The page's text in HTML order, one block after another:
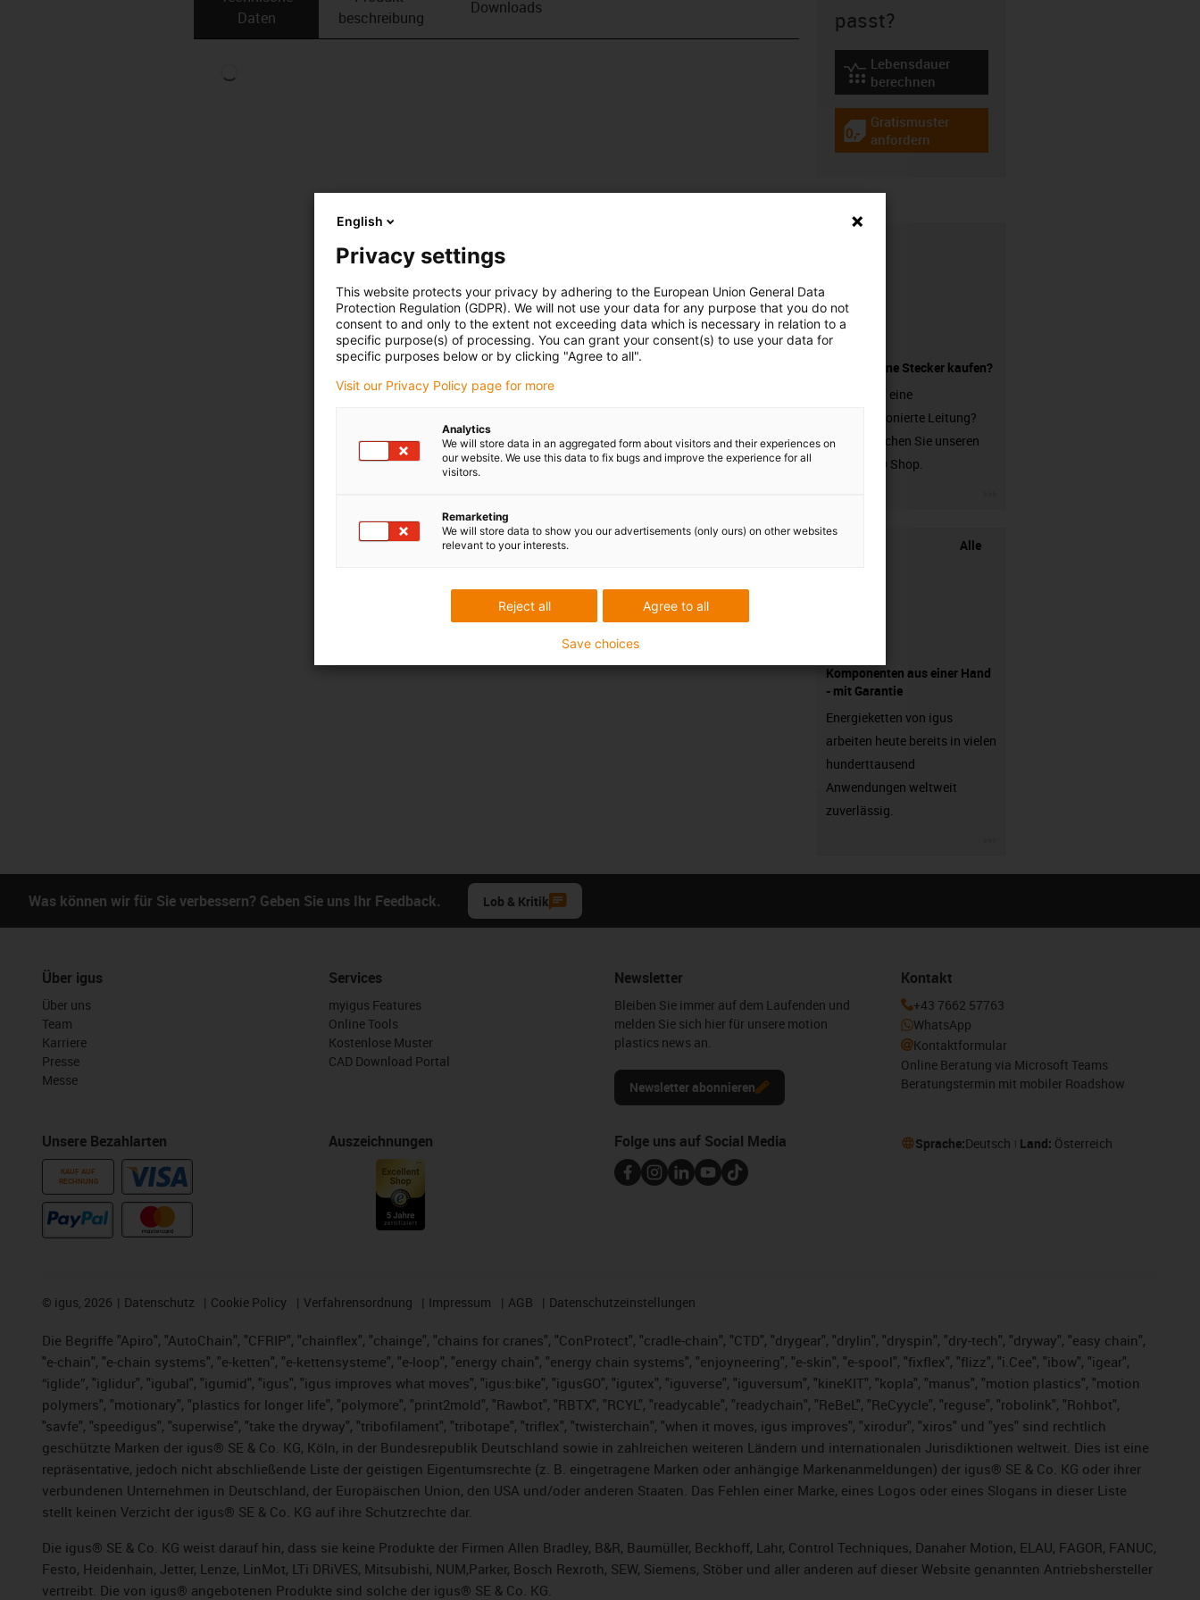
Daten
beschreibung
Downloads
passt?
igus-icon-lebensdauerrechner
Lebensdauer
berechnen
igus-icon-gratismuster
Gratismuster
anfordern
Leitung ohne Stecker kaufen?
Sie suchen eine
unkonfektionierte Leitung?
Dann besuchen Sie unseren
chainflex® Shop.
Alle
Komponenten aus einer Hand
- mit Garantie
Energieketten von igus
arbeiten heute bereits in vielen
hunderttausend
Anwendungen weltweit
zuverlässig.
Was können wir für Sie verbessern? Geben Sie uns Ihr Feedback. Lob & Kritik
Über igus
Über uns
Team
Karriere
Presse
Messe
Unsere Bezahlarten
KAUF AUF
RECHNUNG
Services
myigus Features
Online Tools
Kostenlose Muster
CAD Download Portal
Auszeichnungen
Newsletter
Bleiben Sie immer auf dem Laufenden und
melden Sie sich hier für unsere motion
plastics news an.
Newsletter abonnieren
Kontakt
+43 7662 57763
WhatsApp
Kontaktformular
Online Beratung via Microsoft Teams
Beratungstermin mit mobiler Roadshow
Folge uns auf Social Media Sprache:Deutsch Land: Österreich
© igus, 2026 Datenschutz Cookie Policy Verfahrensordnung Impressum AGB Datenschutzeinstellungen
Die Begriffe "Apiro", "AutoChain", "CFRIP", "chainflex", "chainge", "chains for cranes", "ConProtect", "cradle-chain", "CTD", "drygear", "drylin", "dryspin", "dry-tech", "dryway", "easy chain",
"e-chain", "e-chain systems", "e-ketten", "e-kettensysteme", "e-loop", "energy chain", "energy chain systems", "enjoyneering", "e-skin", "e-spool", "fixflex", "flizz", "i.Cee", "ibow", "igear",
“iglide”, "iglidur", "igubal", "igumid", "igus", "igus improves what moves", "igus:bike", "igusGO", "igutex", "iguverse", "iguversum", "kineKIT", "kopla", "manus", "motion plastics", "motion
polymers", "motionary", "plastics for longer life", "polymore", "print2mold", "Rawbot", "RBTX", "RCYL", "readycable", "readychain", "ReBeL", "ReCyycle", "reguse", "robolink", "Rohbot",
"savfe", "speedigus", "superwise", "take the dryway", "tribofilament", "tribotape", "triflex", "twisterchain", "when it moves, igus improves", "xirodur", "xiros" und "yes" sind rechtlich
geschützte Marken der igus® SE & Co. KG, Köln, in der Bundesrepublik Deutschland sowie in zahlreichen weiteren Ländern und internationalen Jurisdiktionen weltweit. Dies ist eine
repräsentative, jedoch nicht abschließende Liste der geistigen Eigentumsrechte (z. B. eingetragene Marken oder anhängige Markenanmeldungen) der igus® SE & Co. KG oder ihrer
verbundenen Unternehmen in Deutschland, der Europäischen Union, den USA und/oder anderen Staaten. Das Fehlen einer Marke, eines Logos oder eines Slogans in dieser Liste
stellt keinen Verzicht der igus® SE & Co. KG auf ihre Schutzrechte dar.
Die igus® SE & Co. KG weist darauf hin, dass sie keine Produkte der Firmen Allen Bradley, B&R, Baumüller, Beckhoff, Lahr, Control Techniques, Danaher Motion, ELAU, FAGOR, FANUC,
Festo, Heidenhain, Jetter, Lenze, LinMot, LTi DRiVES, Mitsubishi, NUM,Parker, Bosch Rexroth, SEW, Siemens, Stöber und aller anderen auf dieser Website genannten Antriebshersteller
vertreibt. Die von igus® angebotenen Produkte sind solche der igus® SE & Co. KG.
English
Privacy settings
This website protects your privacy by adhering to the European Union General Data
Protection Regulation (GDPR). We will not use your data for any purpose that you do not
consent to and only to the extent not exceeding data which is necessary in relation to a
specific purpose(s) of processing. You can grant your consent(s) to use your data for
specific purposes below or by clicking "Agree to all".
Visit our Privacy Policy page for more
Analytics
We will store data in an aggregated form about visitors and their experiences on
our website. We use this data to fix bugs and improve the experience for all
visitors.
Remarketing
We will store data to show you our advertisements (only ours) on other websites
relevant to your interests.
Agree to all
Reject all
Save choices